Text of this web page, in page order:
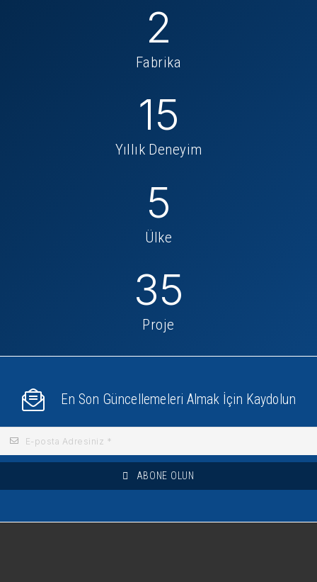
2
Fabrika
15
Yıllık Deneyim
5
Ülke
35
Proje
En Son Güncellemeleri Almak İçin Kaydolun
ABONE OLUN